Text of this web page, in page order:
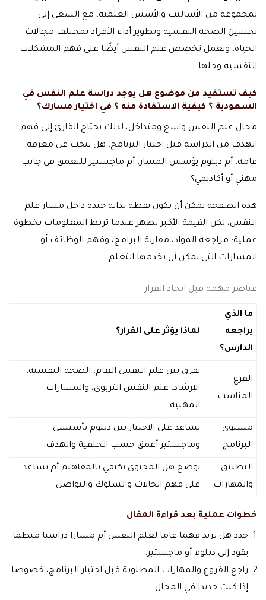
لمجموعة من الأساليب والأسس العلمية، مع السعي إلى
تحسين الصحة النفسية وتطوير أداء الأفراد بمختلف مجالات
الحياة، ويعمل تخصص علم النفس أيضًا على فهم المشكلات
النفسية وحلها.
كيف تستفيد من موضوع هل يوجد دراسة علم النفس في
السعودية ؟ كيفية الاستفادة منه ؟ في اختيار مسارك؟
مجال علم النفس واسع ومتداخل، لذلك يحتاج القارئ إلى فهم
الهدف من الدراسة قبل اختيار البرنامج. هل يبحث عن معرفة
عامة، أم دبلوم يؤسس المسار، أم ماجستير للتعمق في جانب
مهني أو أكاديمي؟
هذه الصفحة يمكن أن تكون نقطة بداية جيدة داخل مسار علم
النفس، لكن القيمة الأكبر تظهر عندما تربط المعلومات بخطوة
عملية: مراجعة المواد، مقارنة البرامج، وفهم الوظائف أو
المسارات التي يمكن أن يخدمها التعلم.
عناصر مهمة قبل اتخاذ القرار
ما الذي
يراجعه
الدارس؟
لماذا يؤثر على القرار؟
الفرع
المناسب
يفرق بين علم النفس العام، الصحة النفسية،
الإرشاد، علم النفس التربوي، والمسارات
المهنية.
مستوى
البرنامج
يساعد على الاختيار بين دبلوم تأسيسي
وماجستير أعمق حسب الخلفية والهدف.
التطبيق
والمهارات
يوضح هل المحتوى يكتفي بالمفاهيم أم يساعد
على فهم الحالات والسلوك والتواصل.
خطوات عملية بعد قراءة المقال
حدد هل تريد فهما عاما لعلم النفس أم مسارا دراسيا منظما
يقود إلى دبلوم أو ماجستير.
راجع الفروع والمهارات المطلوبة قبل اختيار البرنامج، خصوصا
إذا كنت جديدا في المجال.